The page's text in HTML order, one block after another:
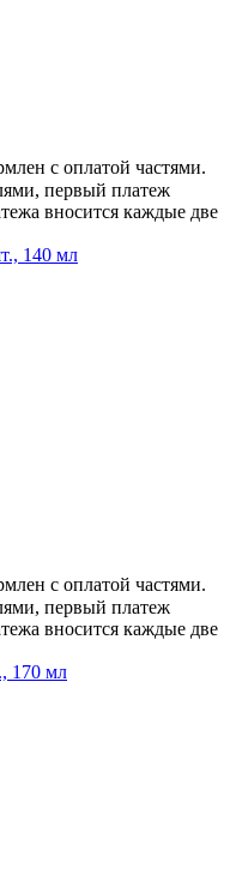
с оплатой частями.
первый платеж
вносится каждые две
140 мл
с оплатой частями.
первый платеж
вносится каждые две
170 мл